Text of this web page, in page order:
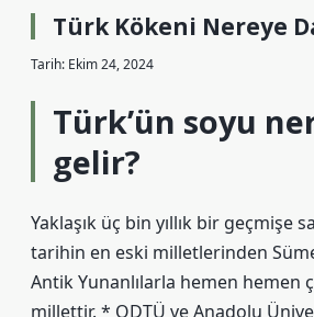
Türk Kökeni Nereye
Tarih: Ekim 24, 2024
Türk’ün soyu
gelir?
Yaklaşık üç bin yıllık bir geçmişe
tarihin en eski milletlerinden
Antik Yunanlılarla hemen hemen
millettir. * ODTÜ ve Anadolu